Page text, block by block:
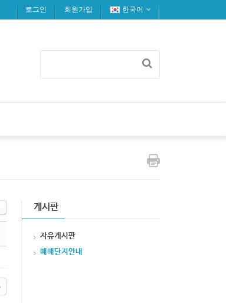
로그인 회원가입 한국어
게시판
자유게시판
매매단지안내